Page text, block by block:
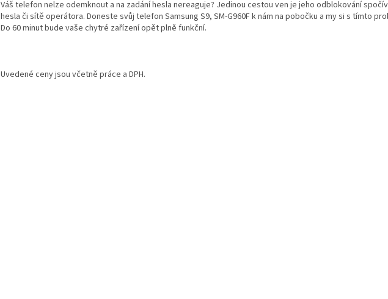
Váš telefon nelze odemknout a na zadání hesla nereaguje? Jedinou cestou ven je jeho odblokování
hesla či sítě operátora. Doneste svůj telefon Samsung S9, SM-G960F k nám na pobočku a my si s tímto
Do 60 minut bude vaše chytré zařízení opět plně funkční.
Uvedené ceny jsou včetně práce a DPH.